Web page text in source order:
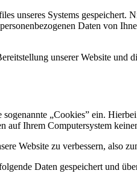
unseres Systems gespeichert.
Daten von
unserer Website und
sogenannte „Cookies” ein.
auf Ihrem Computersystem
Website zu verbessern, also
Daten gespeichert und